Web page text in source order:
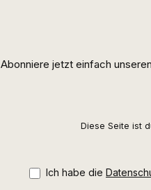
Abonniere jetzt einfach
Diese Seite ist
Ich habe die